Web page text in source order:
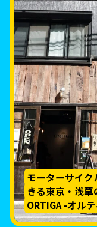
モーターサイク
きる東京・浅草
ORTIGA -オル